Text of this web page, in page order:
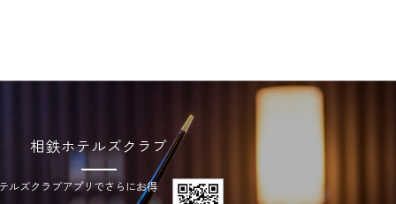
相鉄ホテルズクラブ
ルズクラブアプリでさらにお得